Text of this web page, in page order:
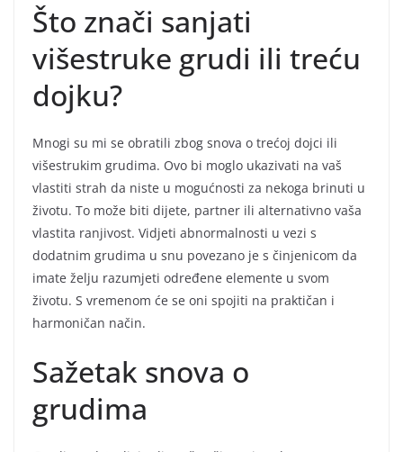
Što znači sanjati
višestruke grudi ili treću
dojku?
Mnogi su mi se obratili zbog snova o trećoj dojci ili
višestrukim grudima. Ovo bi moglo ukazivati na vaš
vlastiti strah da niste u mogućnosti za nekoga brinuti u
životu. To može biti dijete, partner ili alternativno vaša
vlastita ranjivost. Vidjeti abnormalnosti u vezi s
dodatnim grudima u snu povezano je s činjenicom da
imate želju razumjeti određene elemente u svom
životu. S vremenom će se oni spojiti na praktičan i
harmoničan način.
Sažetak snova o
grudima